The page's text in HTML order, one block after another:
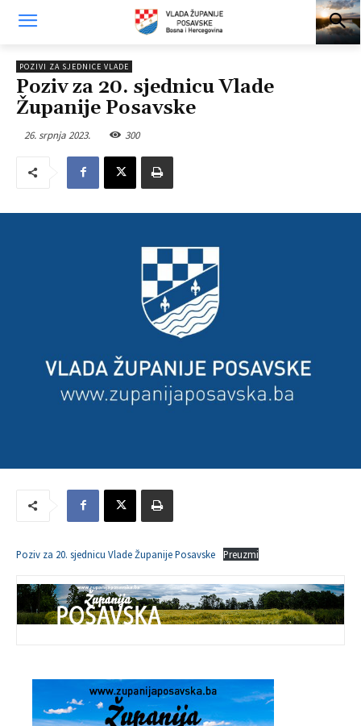
POZIVI ZA SJEDNICE VLADE
Poziv za 20. sjednicu Vlade
Županije Posavske
26. srpnja 2023. 300
Poziv za 20. sjednicu Vlade Županije Posavske Preuzmi